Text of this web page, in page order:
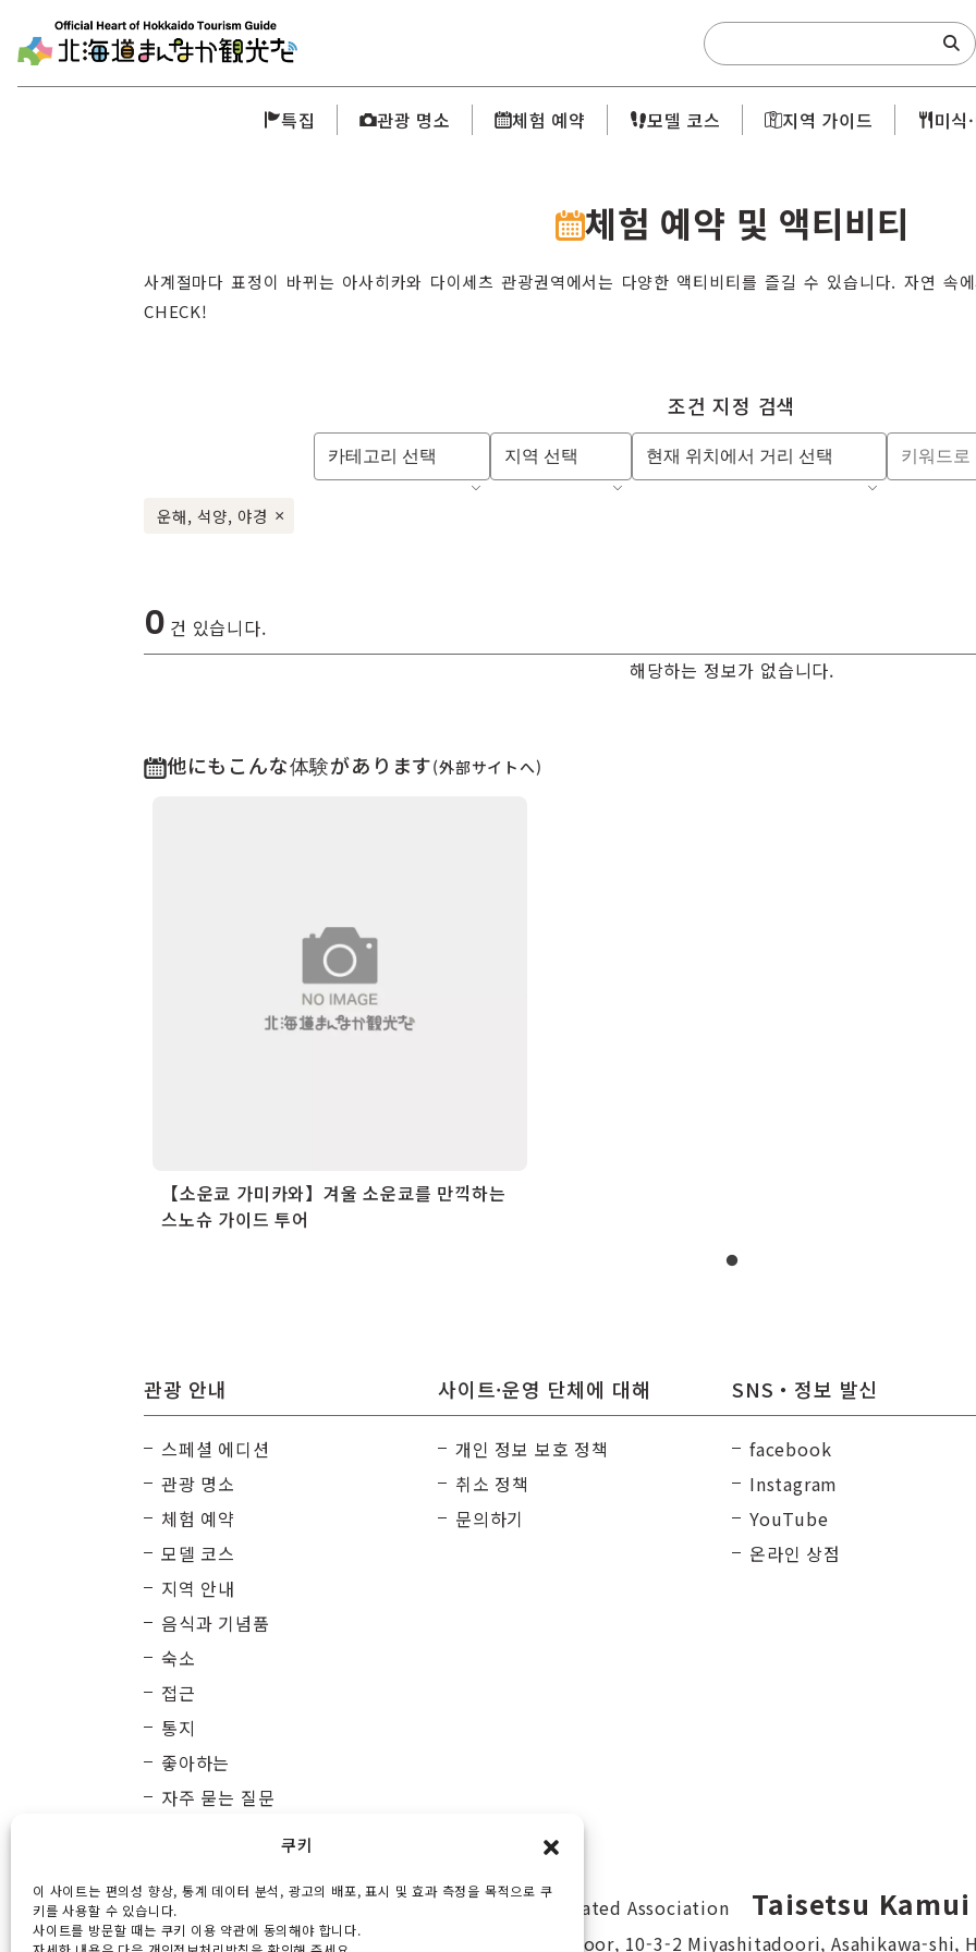
쿠키
이 사이트는 편의성 향상, 통계 데이터 분석, 광고의 배포, 표시 및 효과 측정을 목적으로 쿠
키를 사용할 수 있습니다.
사이트를 방문할 때는 쿠키 이용 약관에 동의해야 합니다.
특집 관광 명소 체험 예약 모델 코스 지역 가이드 미식
체험 예약 및 액티비티
사계절마다 표정이 바뀌는 아사히카와 다이세츠 관광권역에서는 다양한 액티비티를 즐길 수 있습니다. 자연 속
CHECK!
조건 지정 검색
카테고리 선택 지역 선택 현재 위치에서 거리 선택
운해, 석양, 야경 ×
0 건 있습니다.
해당하는 정보가 없습니다.
他にもこんな体験があります(外部サイトへ)
【소운쿄 가미카와】겨울 소운쿄를 만끽하는
스노슈 가이드 투어
관광 안내
스페셜 에디션
관광 명소
체험 예약
모델 코스
지역 안내
음식과 기념품
숙소
접근
통지
좋아하는
자주 묻는 질문
사이트·운영 단체에 대해
개인 정보 보호 정책
취소 정책
문의하기
SNS・정보 발신
facebook
Instagram
YouTube
온라인 상점
General Incorporated Association Taisetsu
Maruunhall 3rd floor, 10-3-2 Miyashitadoori, Asahikawa-shi,